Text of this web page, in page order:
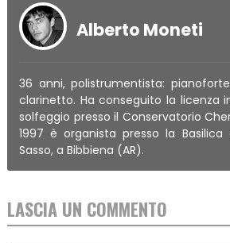
Alberto Moneti
36 anni, polistrumentista:
clarinetto. Ha conseguito la licenza
solfeggio presso il Conservatorio
1997 è organista presso la
Sasso, a Bibbiena (AR).
LASCIA UN COMMENTO